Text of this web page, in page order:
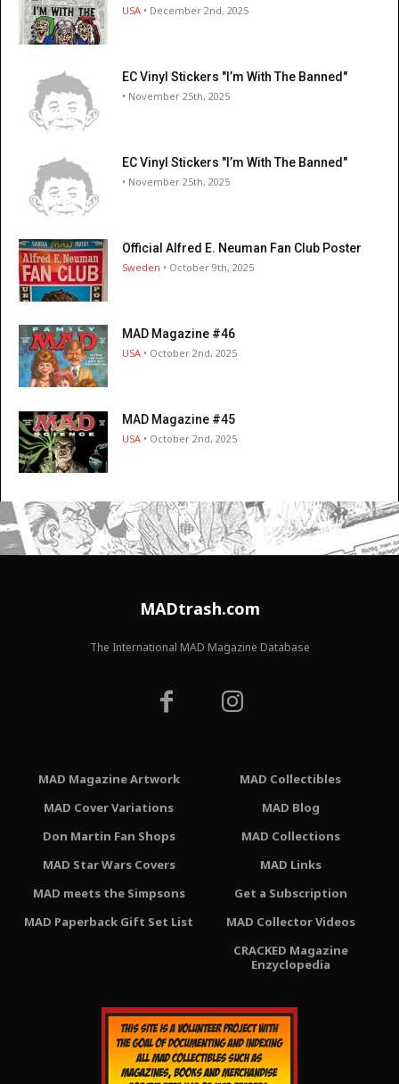
USA • December 2nd, 2025
EC Vinyl Stickers "I’m With The Banned"
• November 25th, 2025
EC Vinyl Stickers "I’m With The Banned"
• November 25th, 2025
Official Alfred E. Neuman Fan Club Poster
Sweden • October 9th, 2025
MAD Magazine #46
USA • October 2nd, 2025
MAD Magazine #45
USA • October 2nd, 2025
MADtrash.com
The International MAD Magazine Database
MAD Magazine Artwork
MAD Cover Variations
Don Martin Fan Shops
MAD Star Wars Covers
MAD meets the Simpsons
MAD Paperback Gift Set List
MAD Collectibles
MAD Blog
MAD Collections
MAD Links
Get a Subscription
MAD Collector Videos
CRACKED Magazine
Enzyclopedia